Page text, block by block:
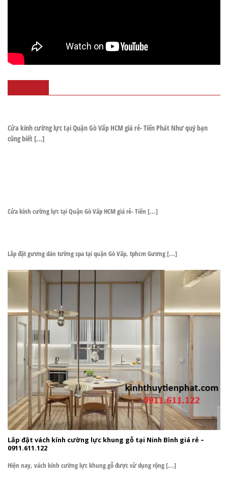
Cửa kính cường lực tại Quận Gò Vấp HCM giá rẻ- Tiến Phát Như quý bạn
cũng biết [...]
Cửa kính cường lực tại Quận Gò Vấp HCM giá rẻ- Tiến [...]
Lắp đặt gương dán tường spa tại quận Gò Vấp, tphcm Gương [...]
Lắp đặt vách kính cường lực khung gỗ tại Ninh Bình giá rẻ –
0911.611.122
Hiện nay, vách kính cường lực khung gỗ được sử dụng rộng [...]